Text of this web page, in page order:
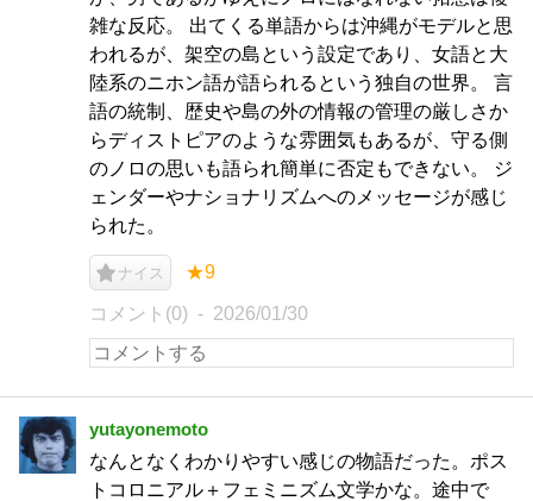
雑な反応。 出てくる単語からは沖縄がモデルと思
われるが、架空の島という設定であり、女語と大
陸系のニホン語が語られるという独自の世界。 言
語の統制、歴史や島の外の情報の管理の厳しさか
らディストピアのような雰囲気もあるが、守る側
のノロの思いも語られ簡単に否定もできない。 ジ
ェンダーやナショナリズムへのメッセージが感じ
られた。
ナイス ★9
コメント(0) 2026/01/30
yutayonemoto
なんとなくわかりやすい感じの物語だった。ポス
トコロニアル＋フェミニズム文学かな。途中で